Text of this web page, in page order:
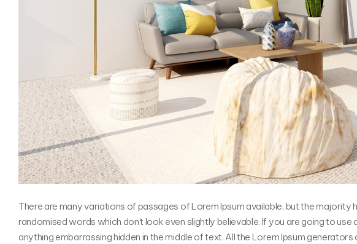
There are many variations of passages of Lorem Ipsum available, but the
randomised words which don’t look even slightly believable. If you are going to
anything embarrassing hidden in the middle of text. All the Lorem Ipsum